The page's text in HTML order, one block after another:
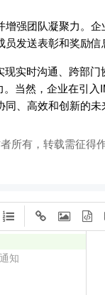
强团队凝聚力。
发送表彰和奖励
实时沟通、跨部
当然，企业在引
、高效和创新的未
所有，转载需征得
知